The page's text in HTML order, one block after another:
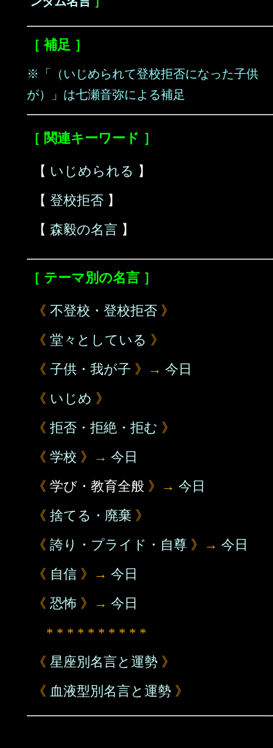
［ 補足 ］
※「（いじめられて登校拒否になった子供
が）」は七瀬音弥による補足
［ 関連キーワード ］
【 いじめられる 】
【 登校拒否 】
【 森毅の名言 】
［ テーマ別の名言 ］
《 不登校・登校拒否 》
《 堂々としている 》
《 子供・我が子 》→ 今日
《 いじめ 》
《 拒否・拒絶・拒む 》
《 学校 》→ 今日
《 学び・教育全般 》→ 今日
《 捨てる・廃棄 》
《 誇り・プライド・自尊 》→ 今日
《 自信 》→ 今日
《 恐怖 》→ 今日
* * * * * * * * * *
《 星座別名言と運勢 》
《 血液型別名言と運勢 》